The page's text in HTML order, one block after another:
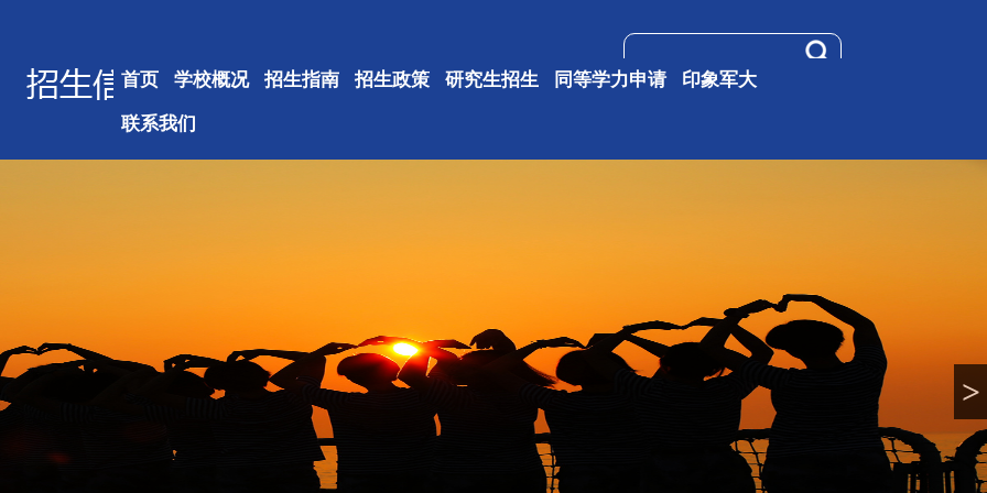
首页 学校概况 招生指南 招生政策 研究生招生 同等学力申请 印象军大
联系我们
>